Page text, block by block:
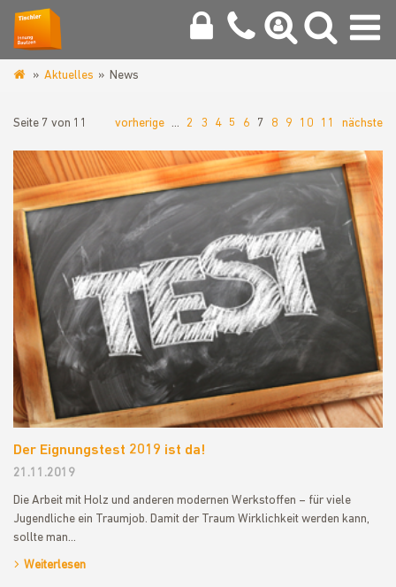
Aktuelles News
Seite 7 von 11 vorherige … 2 3 4 5 6 7 8 9 10 11 nächste
Der Eignungstest 2019 ist da!
21.11.2019
Die Arbeit mit Holz und anderen modernen Werkstoffen – für viele
Jugendliche ein Traumjob. Damit der Traum Wirklichkeit werden kann,
sollte man…
Weiterlesen